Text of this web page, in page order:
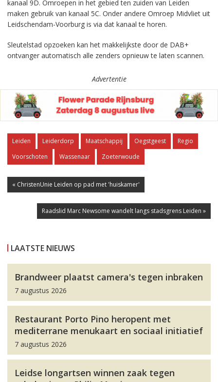
kanaal 9D. Omroepen in het gebied ten zuiden van Leiden
maken gebruik van kanaal 5C. Onder andere Omroep Midvliet uit
Leidschendam-Voorburg is via dat kanaal te horen.
Sleutelstad opzoeken kan het makkelijkste door de DAB+
ontvanger automatisch alle zenders opnieuw te laten scannen.
Advertentie
Leiden Leiderdorp Maatschappij Oegstgeest
Regio
Voorschoten
Wassenaar Zoeterwoude
« ChristenUnie Leiden op pad met 'huiskamer'
Raadslid Marc Newsome wandelt langs stadsgrens Leiden »
LAATSTE NIEUWS
Brandweer plaatst camera's tegen inbraken
7 augustus 2026
Restaurant Porto Pino heropent met
mediterrane menukaart en sociaal initiatief
7 augustus 2026
Leidse longartsen winnen zaak tegen